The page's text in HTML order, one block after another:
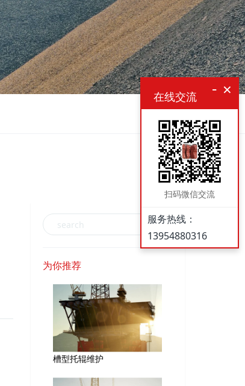
e
a
r
c
h
为你推荐
槽型托辊维护
×
-
在线交流
扫码微信交流
服务热线：
13954880316